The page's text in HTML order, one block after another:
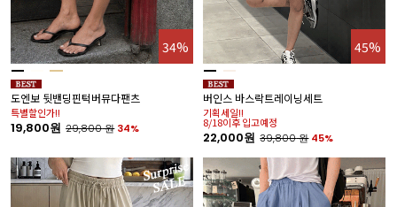
34%
도엔보 뒷밴딩핀턱버뮤다팬츠
특별할인가!!
19,800원 29,800원 34%
45%
버인스 바스락트레이닝세트
기획세일!!
8/18이후 입고예정
22,000원 39,800원 45%